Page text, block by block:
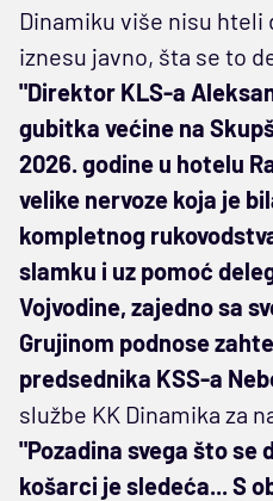
Dinamiku više nisu hteli
iznesu javno, šta se to
"Direktor KLS-a
gubitka većine na
2026. godine u hotelu
velike nervoze koja je
kompletnog
slamku i uz pomoć
Vojvodine, zajedno sa
Grujinom podnose
predsednika KSS-a
službe KK Dinamika za
"Pozadina svega što se
košarci je sledeća... S